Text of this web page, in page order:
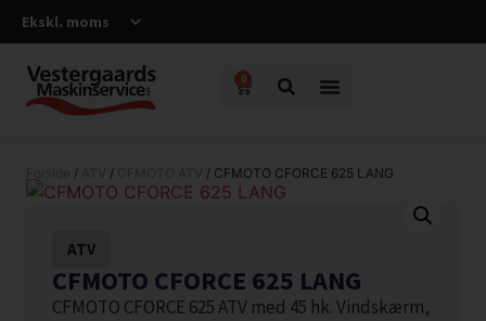
0
/ / / CFMOTO CFORCE 625 LANG
ATV
CFMOTO CFORCE 625 LANG
CFMOTO CFORCE 625 ATV med 45 hk. Vindskærm,